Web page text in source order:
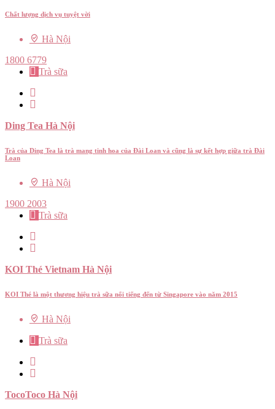
Chất lượng dịch vụ tuyệt vời
Hà Nội
1800 6779
Trà sữa
Ding Tea Hà Nội
Trà của Ding Tea là trà mang tinh hoa của Đài Loan và cũng là sự kết hợp giữa trà Đài
Loan
Hà Nội
1900 2003
Trà sữa
KOI Thé Vietnam Hà Nội
KOI Thé là một thương hiệu trà sữa nổi tiếng đến từ Singapore vào năm 2015
Hà Nội
Trà sữa
TocoToco Hà Nội